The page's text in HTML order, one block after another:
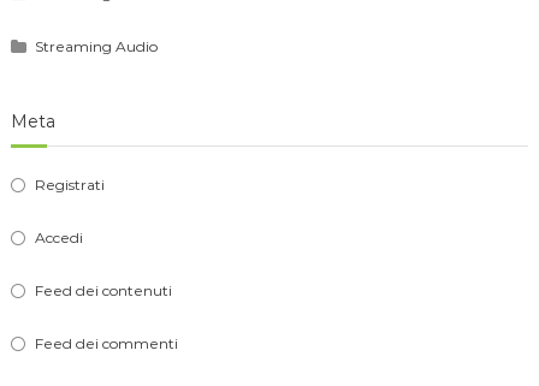
Streaming Audio
Meta
Registrati
Accedi
Feed dei contenuti
Feed dei commenti